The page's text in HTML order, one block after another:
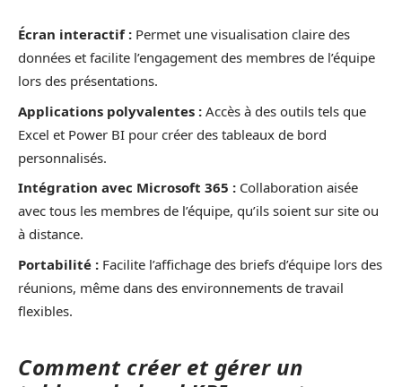
Écran interactif : Permet une visualisation claire des
données et facilite l’engagement des membres de l’équipe
lors des présentations.
Applications polyvalentes : Accès à des outils tels que
Excel et Power BI pour créer des tableaux de bord
personnalisés.
Intégration avec Microsoft 365 : Collaboration aisée
avec tous les membres de l’équipe, qu’ils soient sur site ou
à distance.
Portabilité : Facilite l’affichage des briefs d’équipe lors des
réunions, même dans des environnements de travail
flexibles.
Comment créer et gérer un